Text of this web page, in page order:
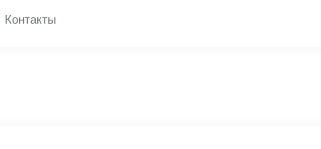
Контакты